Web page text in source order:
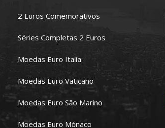
2 Euros Comemorativos
Séries Completas 2 Euros
Moedas Euro Italia
Moedas Euro Vaticano
Moedas Euro São Marino
Moedas Euro Mónaco